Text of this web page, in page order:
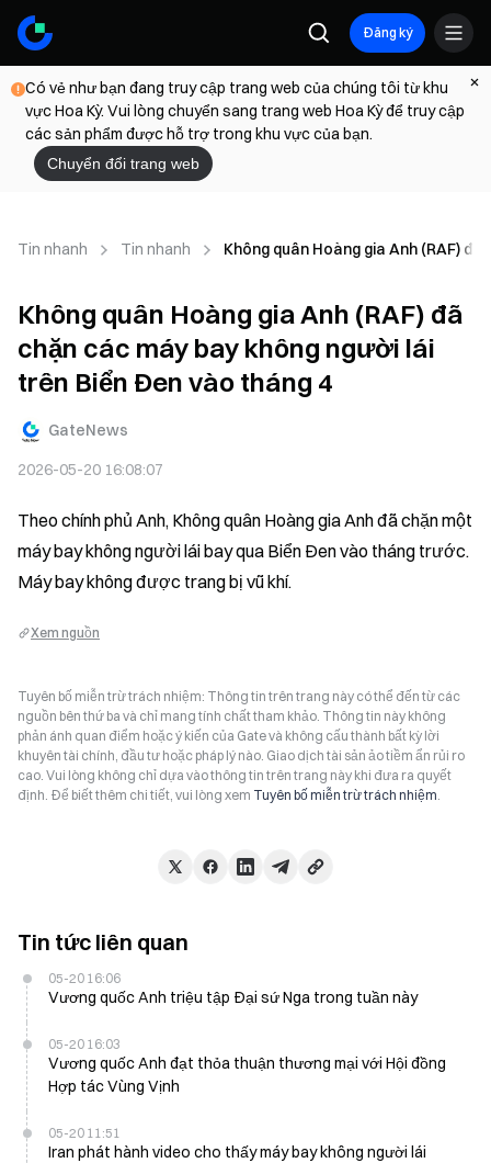
Đăng ký
Có vẻ như bạn đang truy cập trang web của chúng tôi từ khu
vực Hoa Kỳ. Vui lòng chuyển sang trang web Hoa Kỳ để truy cập
các sản phẩm được hỗ trợ trong khu vực của bạn.
Chuyển đổi trang web
Tin nhanh Tin nhanh Không quân Hoàng gia Anh (RAF)
Không quân Hoàng gia Anh (RAF) đã
chặn các máy bay không người lái
trên Biển Đen vào tháng 4
GateNews
2026-05-20 16:08:07
Theo chính phủ Anh, Không quân Hoàng gia Anh đã chặn một
máy bay không người lái bay qua Biển Đen vào tháng trước.
Máy bay không được trang bị vũ khí.
Xem nguồn
Tuyên bố miễn trừ trách nhiệm: Thông tin trên trang này có thể đến từ các
nguồn bên thứ ba và chỉ mang tính chất tham khảo. Thông tin này không
phản ánh quan điểm hoặc ý kiến của Gate và không cấu thành bất kỳ lời
khuyên tài chính, đầu tư hoặc pháp lý nào. Giao dịch tài sản ảo tiềm ẩn rủi ro
cao. Vui lòng không chỉ dựa vào thông tin trên trang này khi đưa ra quyết
định. Để biết thêm chi tiết, vui lòng xem Tuyên bố miễn trừ trách nhiệm.
Tin tức liên quan
05-20 16:06
Vương quốc Anh triệu tập Đại sứ Nga trong tuần này
05-20 16:03
Vương quốc Anh đạt thỏa thuận thương mại với Hội đồng
Hợp tác Vùng Vịnh
05-20 11:51
Iran phát hành video cho thấy máy bay không người lái